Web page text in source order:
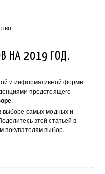
НА 2019 ГОД.
и информативной форме
предстоящего
.
выборе самых модных и
этой статьей в
покупателям выбор.